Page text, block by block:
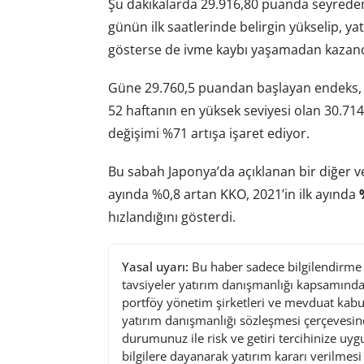
Şu dakikalarda 29.916,80 puanda
günün ilk saatlerinde belirgin yükselip,
gösterse de ivme kaybı yaşamadan
Güne 29.760,5 puandan başlayan endeks,
52 haftanın en yüksek seviyesi olan
değişimi %71 artışa işaret ediyor.
Bu sabah Japonya’da açıklanan bir diğer
ayında %0,8 artan KKO, 2021’in ilk ayında
hızlandığını gösterdi.
Yasal uyarı: Bu haber sadece
tavsiyeler yatırım danışmanlığı
portföy yönetim şirketleri ve mevduat
yatırım danışmanlığı sözleşmesi
durumunuz ile risk ve getiri tercihinize
bilgilere dayanarak yatırım kararı